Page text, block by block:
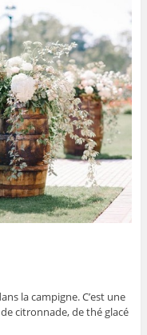
la campigne. C’est une
citronnade, de thé glacé